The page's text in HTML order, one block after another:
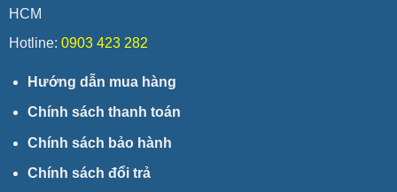
HCM
Hotline: 0903 423 282
Hướng dẫn mua hàng
Chính sách thanh toán
Chính sách bảo hành
Chính sách đổi trả